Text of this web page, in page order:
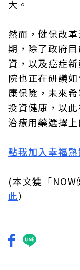
大。
然而，健保改
期，除了政府
資，以及癌症
院也正在研議
康保險，未來
投資健康，以
治療用藥選擇
點我加入幸福
(本文獲「
此）